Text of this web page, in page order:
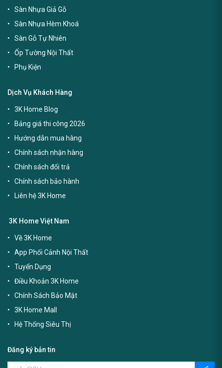
Sàn Nhựa Giả Gỗ
Sàn Nhựa Hèm Khoá
Sàn Gỗ Tự Nhiên
Ốp Tường Nội Thất
Phụ Kiện
Dịch Vụ Khách Hàng
3K Home Blog
Bảng giá thi công 2026
Hướng dẫn mua hàng
Chính sách nhận hàng
Chính sách đổi trả
Chính sách bảo hành
Liên hệ 3K Home
3K Home Việt Nam
Về 3K Home
App Phối Cảnh Nội Thất
Tuyển Dụng
Điều Khoản 3K Home
Chính Sách Bảo Mật
3K Home Mall
Hệ Thống Siêu Thị
Đăng ký bản tin